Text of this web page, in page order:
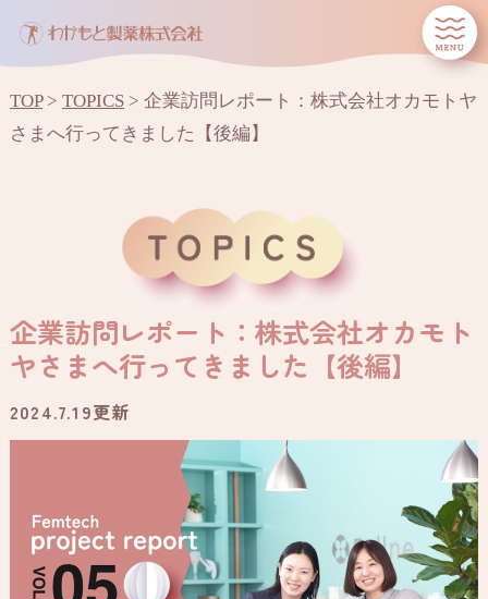
TOP> TOPICS> 企業訪問レポート：株式会社オカモトヤ
さまへ行ってきました【後編】
企業訪問レポート：株式会社オカモト
ヤさまへ行ってきました【後編】
2024.7.19更新